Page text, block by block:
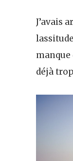
J’avais
manque
déjà